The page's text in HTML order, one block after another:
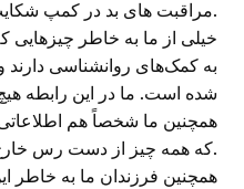
خیلی از ما به خاطر چیزهایی
به کمک‌های روانشناسی دارند
شده است. ما در این رابطه
همچنین ما شخصاً هم
همچنین فرزندان ما به خاطر